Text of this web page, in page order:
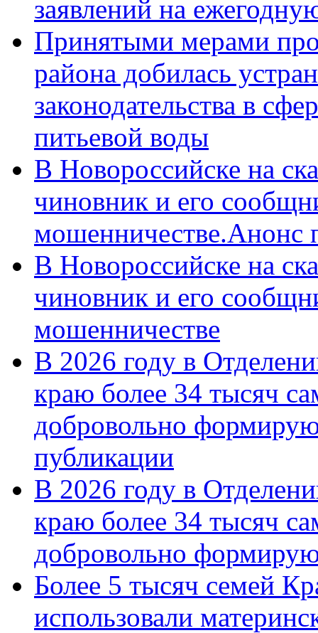
заявлений на
Принятыми мерами
района добилась
законодательства в
питьевой воды
В Новороссийске на
чиновник и его
мошенничестве.Анонс
В Новороссийске на
чиновник и его
мошенничестве
В 2026 году в
краю более 34 тысяч
добровольно
публикации
В 2026 году в
краю более 34 тысяч
добровольно
Более 5 тысяч семей
использовали